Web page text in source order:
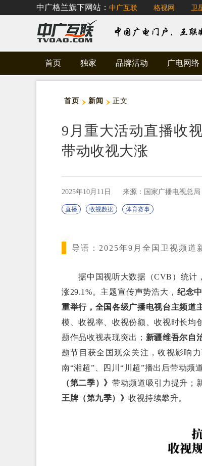
中广格兰旗下网站： 中广互联 格视网 卫
首页 独家 品牌活动 广电网络
首页 新闻 正文
9月重大活动直播收
带动收视大涨
2025年10月11日 来源：国家广播电视总局
直播 收视数据 体育赛事
导语： 2025年9月全国卫视频道
据中国视听大数据（CVB）统计，
涨29.1%。主题宣传声势浩大， 纪念
重举行，全国各级广播电视台主频道
模、收视率、收视份额、收视时长均
题作品收视表现突出； 新疆维吾尔自
题节目获全国观众关注，收视影响
南“湘超”、四川“川超”播出后带动频
（第二季）》带动频道吸引力提升；
王牌（第九季）》 收视持续攀升。